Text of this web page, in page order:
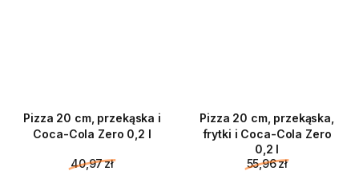
Pizza 20 cm, przekąska i
Coca-Cola Zero 0,2 l
40,97 zł
Pizza 20 cm, przekąska,
frytki i Coca-Cola Zero
0,2 l
55,96 zł